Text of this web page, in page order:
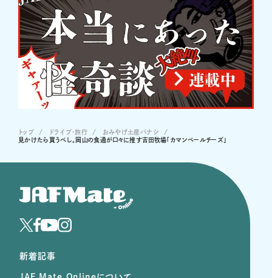
トップ ドライブ･旅行
おみやげ土産バナシ
見かけたら買うべし。岡山の食通が口々に推す吉田牧場「カマンベールチーズ」
新着記事